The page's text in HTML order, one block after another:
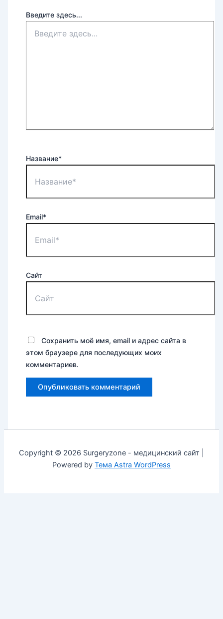
Введите здесь...
Название*
Email*
Сайт
Сохранить моё имя, email и адрес сайта в
этом браузере для последующих моих
комментариев.
Copyright © 2026 Surgeryzone - медицинский сайт |
Powered by Тема Astra WordPress